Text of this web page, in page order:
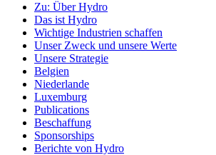
Zu: Über Hydro
Das ist Hydro
Wichtige Industrien schaffen
Unser Zweck und unsere Werte
Unsere Strategie
Belgien
Niederlande
Luxemburg
Publications
Beschaffung
Sponsorships
Berichte von Hydro